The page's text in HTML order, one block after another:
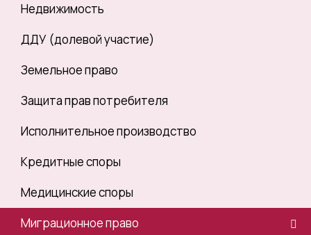
Недвижимость
ДДУ (долевой участие)
Земельное право
Защита прав потребителя
Исполнительное производство
Кредитные споры
Медицинские споры
Миграционное право